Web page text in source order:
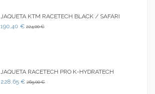
JAQUETA KTM RACETECH BLACK / SAFARI
190,40 € 224,00 €
JAQUETA RACETECH PRO K-HYDRATECH
228,65 € 269,00 €